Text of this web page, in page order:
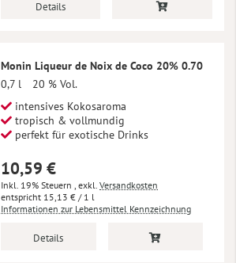
Details
Monin Liqueur de Noix de Coco 20% 0.70
0,7 l
20 % Vol.
intensives Kokosaroma
tropisch & vollmundig
perfekt für exotische Drinks
10,59 €
Inkl. 19% Steuern , exkl. Versandkosten
15,13 € / 1 l
Informationen zur Lebensmittel Kennzeichnung
Details